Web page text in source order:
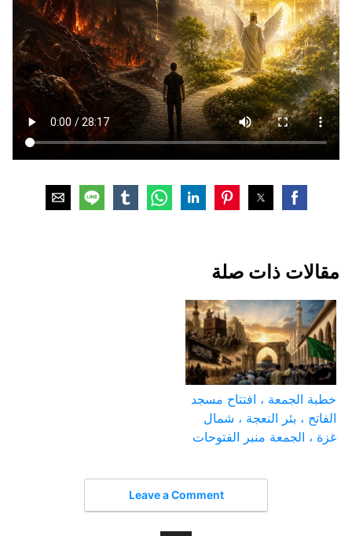
مقالات ذات صلة
خطبة الجمعة ، افتتاح مسجد
الفاتح ، بئر النعجة ، شمال
غزة ، الجمعة منبر الفتوحات
Leave a Comment